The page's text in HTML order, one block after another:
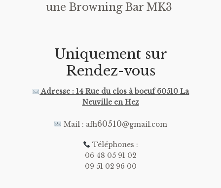
une Browning Bar MK3
Uniquement sur
Rendez-vous
Adresse : 14 Rue du clos à boeuf 60510 La
Neuville en Hez
Mail : afh60510@gmail.com
Téléphones :
06 48 05 91 02
09 51 02 96 00